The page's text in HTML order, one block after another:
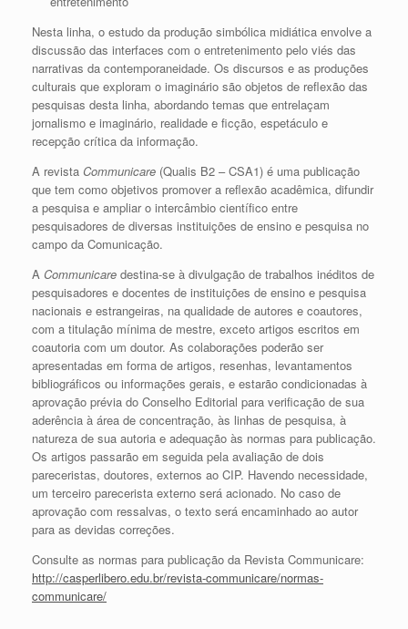
Nesta linha, o estudo da produção simbólica midiática envolve a
discussão das interfaces com o entretenimento pelo viés das
narrativas da contemporaneidade. Os discursos e as produções
culturais que exploram o imaginário são objetos de reflexão das
pesquisas desta linha, abordando temas que entrelaçam
jornalismo e imaginário, realidade e ficção, espetáculo e
recepção crítica da informação.
A revista Communicare (Qualis B2 – CSA1) é uma publicação
que tem como objetivos promover a reflexão acadêmica, difundir
a pesquisa e ampliar o intercâmbio científico entre
pesquisadores de diversas instituições de ensino e pesquisa no
campo da Comunicação.
A Communicare destina-se à divulgação de trabalhos inéditos de
pesquisadores e docentes de instituições de ensino e pesquisa
nacionais e estrangeiras, na qualidade de autores e coautores,
com a titulação mínima de mestre, exceto artigos escritos em
coautoria com um doutor. As colaborações poderão ser
apresentadas em forma de artigos, resenhas, levantamentos
bibliográficos ou informações gerais, e estarão condicionadas à
aprovação prévia do Conselho Editorial para verificação de sua
aderência à área de concentração, às linhas de pesquisa, à
natureza de sua autoria e adequação às normas para publicação.
Os artigos passarão em seguida pela avaliação de dois
pareceristas, doutores, externos ao CIP. Havendo necessidade,
um terceiro parecerista externo será acionado. No caso de
aprovação com ressalvas, o texto será encaminhado ao autor
para as devidas correções.
Consulte as normas para publicação da Revista Communicare:
http://casperlibero.edu.br/revista-communicare/normas-
communicare/